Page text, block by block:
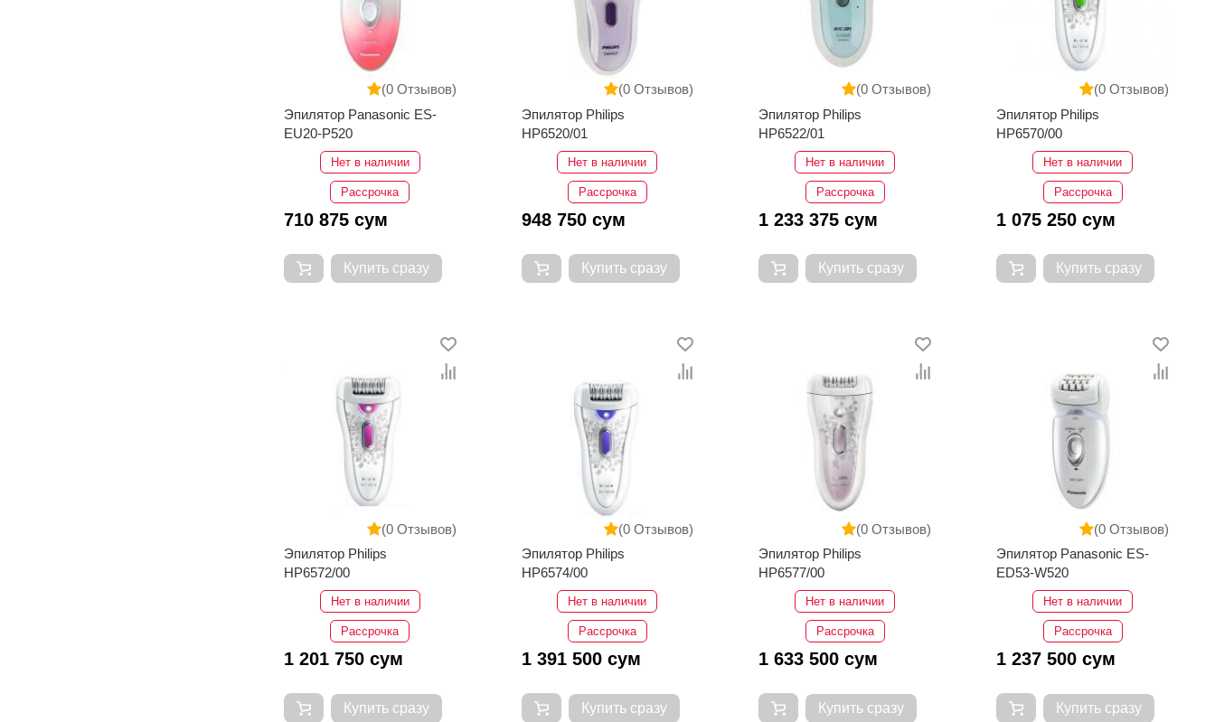
(0 Отзывов)
Эпилятор Panasonic ES-
EU20-P520
Нет в наличии
Рассрочка
710 875 сум
Купить сразу
(0 Отзывов)
Эпилятор Philips
HP6520/01
Нет в наличии
Рассрочка
948 750 сум
Купить сразу
(0 Отзывов)
Эпилятор Philips
HP6522/01
Нет в наличии
Рассрочка
1 233 375 сум
Купить сразу
(0 Отзывов)
Эпилятор Philips
HP6570/00
Нет в наличии
Рассрочка
1 075 250 сум
Купить сразу
(0 Отзывов)
Эпилятор Philips
HP6572/00
Нет в наличии
Рассрочка
1 201 750 сум
Купить сразу
(0 Отзывов)
Эпилятор Philips
HP6574/00
Нет в наличии
Рассрочка
1 391 500 сум
Купить сразу
(0 Отзывов)
Эпилятор Philips
HP6577/00
Нет в наличии
Рассрочка
1 633 500 сум
Купить сразу
(0 Отзывов)
Эпилятор Panasonic ES-
ED53-W520
Нет в наличии
Рассрочка
1 237 500 сум
Купить сразу